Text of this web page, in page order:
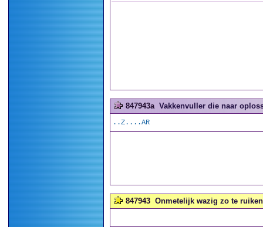
847943a Vakkenvuller die naar
..Z....AR
847943 Onmetelijk wazig zo te